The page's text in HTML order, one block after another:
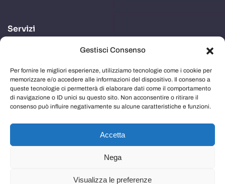
Gestisci Consenso
Per fornire le migliori esperienze, utilizziamo tecnologie come i cookie per
memorizzare e/o accedere alle informazioni del dispositivo. Il consenso a
queste tecnologie ci permetterà di elaborare dati come il comportamento
di navigazione o ID unici su questo sito. Non acconsentire o ritirare il
consenso può influire negativamente su alcune caratteristiche e funzioni.
Accetta
Nega
Visualizza le preferenze
Servizi
Realizzazione packaging
Progettazione e studio grafico
Comunicazione in store
Imballaggi